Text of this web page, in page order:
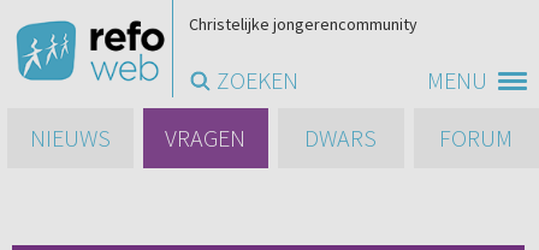
MENU
Christelijke jongerencommunity
ZOEKEN
NIEUWS
VRAGEN DWARS FORUM